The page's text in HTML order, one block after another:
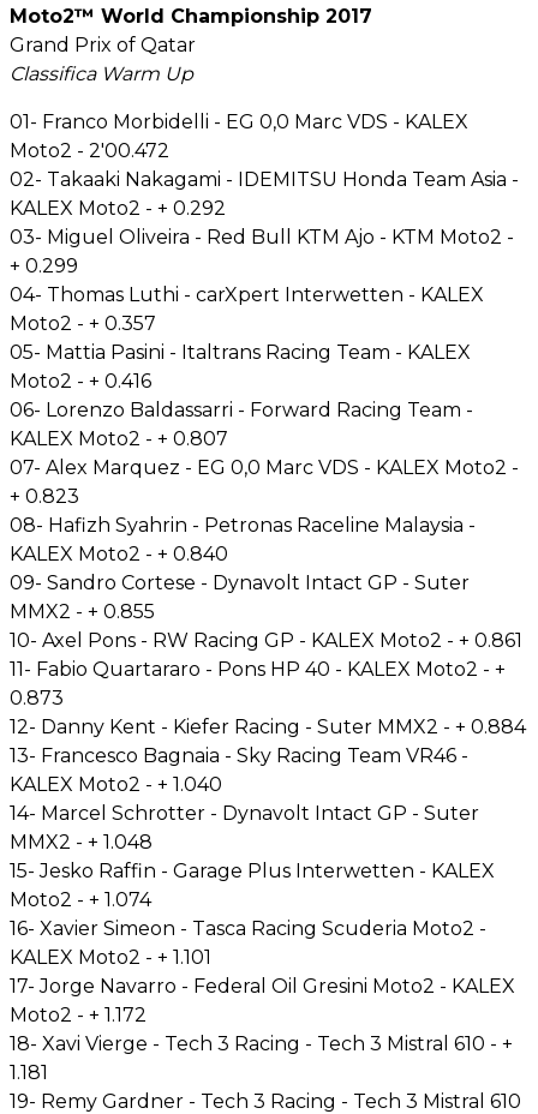
Moto2™ World Championship 2017
Grand Prix of Qatar
Classifica Warm Up
01- Franco Morbidelli - EG 0,0 Marc VDS - KALEX
Moto2 - 2'00.472
02- Takaaki Nakagami - IDEMITSU Honda Team Asia -
KALEX Moto2 - + 0.292
03- Miguel Oliveira - Red Bull KTM Ajo - KTM Moto2 -
+ 0.299
04- Thomas Luthi - carXpert Interwetten - KALEX
Moto2 - + 0.357
05- Mattia Pasini - Italtrans Racing Team - KALEX
Moto2 - + 0.416
06- Lorenzo Baldassarri - Forward Racing Team -
KALEX Moto2 - + 0.807
07- Alex Marquez - EG 0,0 Marc VDS - KALEX Moto2 -
+ 0.823
08- Hafizh Syahrin - Petronas Raceline Malaysia -
KALEX Moto2 - + 0.840
09- Sandro Cortese - Dynavolt Intact GP - Suter
MMX2 - + 0.855
10- Axel Pons - RW Racing GP - KALEX Moto2 - + 0.861
11- Fabio Quartararo - Pons HP 40 - KALEX Moto2 - +
0.873
12- Danny Kent - Kiefer Racing - Suter MMX2 - + 0.884
13- Francesco Bagnaia - Sky Racing Team VR46 -
KALEX Moto2 - + 1.040
14- Marcel Schrotter - Dynavolt Intact GP - Suter
MMX2 - + 1.048
15- Jesko Raffin - Garage Plus Interwetten - KALEX
Moto2 - + 1.074
16- Xavier Simeon - Tasca Racing Scuderia Moto2 -
KALEX Moto2 - + 1.101
17- Jorge Navarro - Federal Oil Gresini Moto2 - KALEX
Moto2 - + 1.172
18- Xavi Vierge - Tech 3 Racing - Tech 3 Mistral 610 - +
1.181
19- Remy Gardner - Tech 3 Racing - Tech 3 Mistral 610